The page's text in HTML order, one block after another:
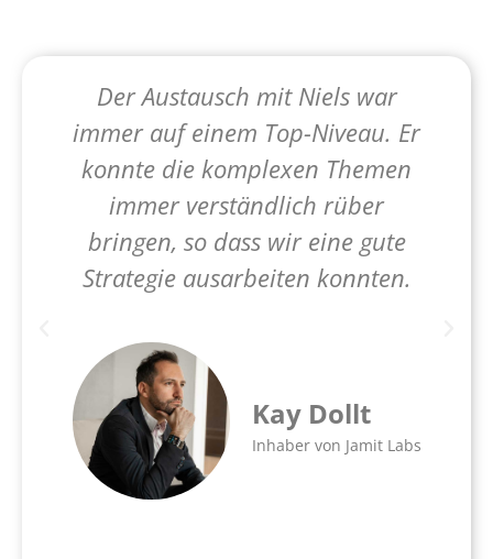
Der Austausch mit Niels war
immer auf einem Top-Niveau. Er
konnte die komplexen Themen
immer verständlich rüber
bringen, so dass wir eine gute
Strategie ausarbeiten konnten.
Kay Dollt
Inhaber von Jamit Labs